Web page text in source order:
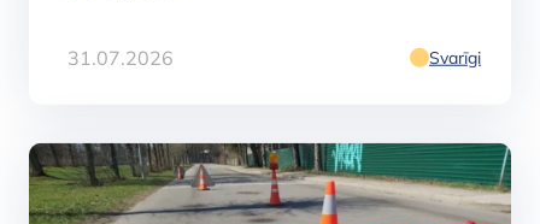
31.07.2026 Svarīgi